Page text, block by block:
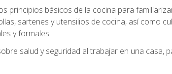
principios básicos de la cocina para
sartenes y utensilios de cocina, así como
y formales.
salud y seguridad al trabajar en una casa,